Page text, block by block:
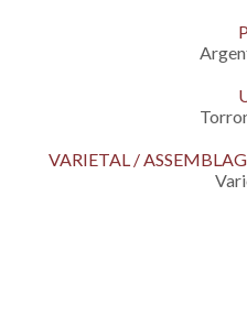
VARIETAL /